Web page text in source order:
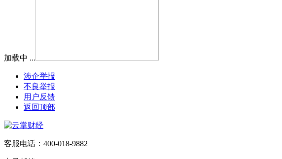
加载中 ...
涉企举报
不良举报
用户反馈
返回顶部
客服电话：400-018-9882